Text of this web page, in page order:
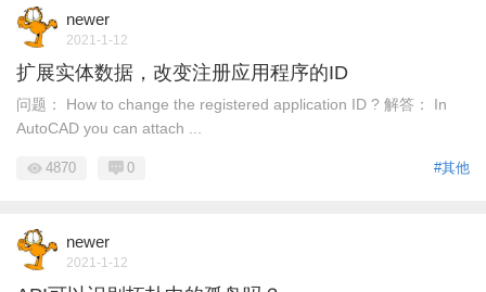
newer
2021-1-12
扩展实体数据，改变注册应用程序的ID
问题： How to change the registered application ID ? 解答： In
AutoCAD you can attach ...
#其他
4870 0
newer
2021-1-12